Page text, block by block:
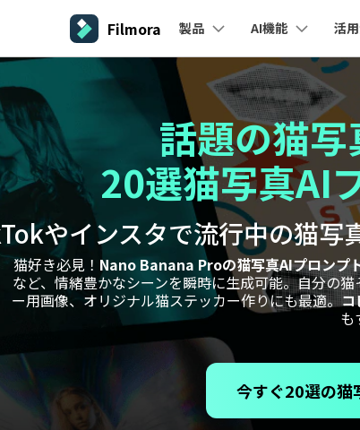
製品
ム
ベクタードローソフト
EdrawMind
マインドマップソフト
PDF編集
PDF編
電子署
HiPDF
PDF編
法人・教育・パート
向け
・教員向け
理店募集
トナープログ
ソリューション
PDF ソリューション
PDFelement
作図＆
Filmora 製品
Filmora - Windows動画編集ソフト
Filmora - Mac動画編集ソフト
Filmora - iOS動画編集アプリ
Filmora - Android動画編集アプリ
Filmora - オンライン動画編集
製品
動画
画面録
キーフ
サブシ
平面
マルチ
NEW
AI機能
AI
次世代編集
く見る >>
AI機能
AI 画像から動画生成
Veo 3.1
AI テキストから動画生成
Veo 3.1
AI画像生成
AI 延長 NEW
AI オブジェクトリムーバー
NEW
もっと
活
Filmoraのユーザー層
インフルエンサー
フリーランサー
マーケター
ビデオソ
YouTube
オープニ
プロモー
動画編集のコツ
動画編集ソフトと方法
ビジネス動画編集関連知識 NEW
動画編集の高度スキル・テクニック
動画再生ソフトと方法
音声編集の基本知識
動画編集アプリまとめ
YouTube
YouTubeシ
ソーシャルメ
YouTube動
Youtubeのオ
バージョン情報
ニュースとアップデート情報
クリエイターハブ
クリエイターハブで無限の創造性を発
操作ガイド
ステップバイステップガイドを学ぶ
Filmora動作環境
サポートされている形式、デバイス
ム
収益に変えましょう！
友達紹介プログラム
招待して、ポイントを獲得しよう！
話題の猫
20選猫写真AI
やインスタで流行中の猫写
猫好き必見！ Nano Banana Proの猫写真AIプロンプ
など、情緒豊かなシーンを瞬時に生成可能。自分の
ー用画像、オリジナル猫ステッカー作りにも最適。コ
も
今すぐ20選の猫